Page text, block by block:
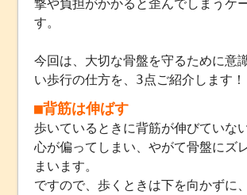
撃や負担がかかると歪んでしまうケ
す。
今回は、大切な骨盤を守るために意
い歩行の仕方を、3点ご紹介します！
■背筋は伸ばす
歩いているときに背筋が伸びていな
心が偏ってしまい、やがて骨盤にズ
まいます。
ですので、歩くときは下を向かずに